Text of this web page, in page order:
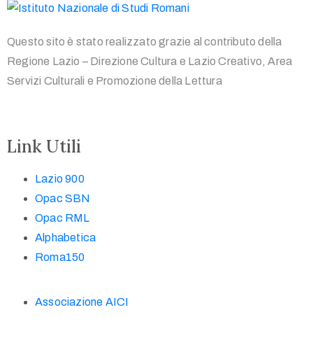
Questo sito è stato realizzato grazie al contributo della
Regione Lazio – Direzione Cultura e Lazio Creativo, Area
Servizi Culturali e Promozione della Lettura
Link Utili
Lazio 900
Opac SBN
Opac RML
Alphabetica
Roma150
Associazione AICI